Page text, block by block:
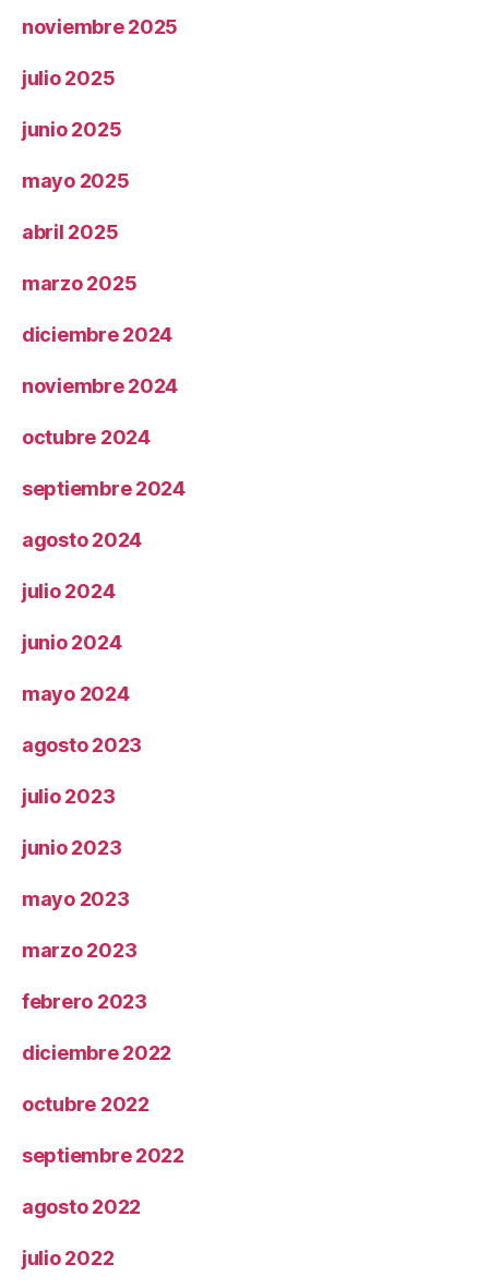
noviembre 2025
julio 2025
junio 2025
mayo 2025
abril 2025
marzo 2025
diciembre 2024
noviembre 2024
octubre 2024
septiembre 2024
agosto 2024
julio 2024
junio 2024
mayo 2024
agosto 2023
julio 2023
junio 2023
mayo 2023
marzo 2023
febrero 2023
diciembre 2022
octubre 2022
septiembre 2022
agosto 2022
julio 2022